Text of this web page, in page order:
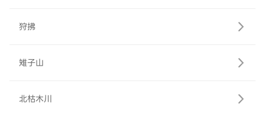
狩拂
雉子山
北枯木川